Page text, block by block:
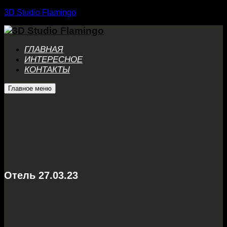
3D Studio Flamingo
ГЛАВНАЯ
ИНТЕРЕСНОЕ
КОНТАКТЫ
Главное меню
Отель 27.03.23